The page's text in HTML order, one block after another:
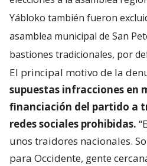
Yábloko también fueron
asamblea municipal de San
bastiones tradicionales, por
El principal motivo de la
supuestas infracciones en
financiación del partido a
redes sociales prohibidas.
unos traidores nacionales.
para Occidente, gente